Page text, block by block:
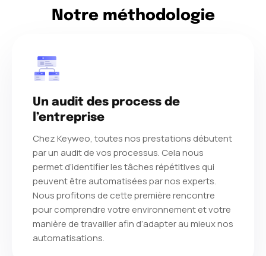
Notre méthodologie
Un audit des process de
l’entreprise
Chez Keyweo, toutes nos prestations débutent
par un audit de vos processus. Cela nous
permet d’identifier les tâches répétitives qui
peuvent être automatisées par nos experts.
Nous profitons de cette première rencontre
pour comprendre votre environnement et votre
manière de travailler afin d’adapter au mieux nos
automatisations.